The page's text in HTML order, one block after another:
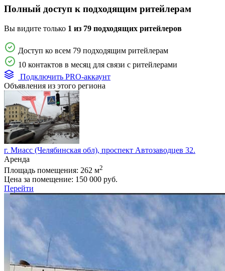
Полный доступ к подходящим ритейлерам
Вы видите только 1 из 79 подходящих ритейлеров
Доступ ко всем 79 подходящим ритейлерам
10 контактов в месяц для связи с ритейлерами
Подключить PRO-аккаунт
Объявления из этого региона
г. Миасс (Челябинская обл), проспект Автозаводцев 32.
Аренда
Площадь помещения: 262 м2
Цена за помещение: 150 000 руб.
Перейти